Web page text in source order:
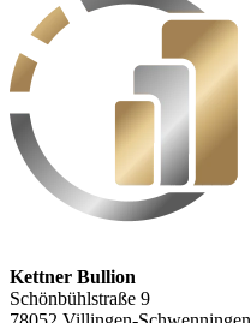
Kettner Bullion
Schönbühlstraße 9